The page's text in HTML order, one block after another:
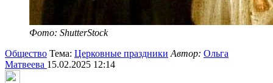
Фото: ShutterStock
Общество Тема: Церковные праздники Автор: Ольга
Матвеева 15.02.2025 12:14